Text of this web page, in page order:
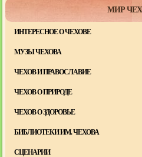
МИР
ИНТЕРЕСНОЕ О ЧЕХОВЕ
МУЗЫ ЧЕХОВА
ЧЕХОВ И ПРАВОСЛАВИЕ
ЧЕХОВ О ПРИРОДЕ
ЧЕХОВ О ЗДОРОВЬЕ
БИБЛИОТЕКИ ИМ. ЧЕХОВА
СЦЕНАРИИ